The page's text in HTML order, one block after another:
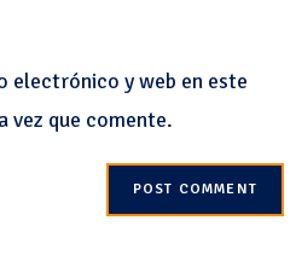
electrónico y web en este
vez que comente.